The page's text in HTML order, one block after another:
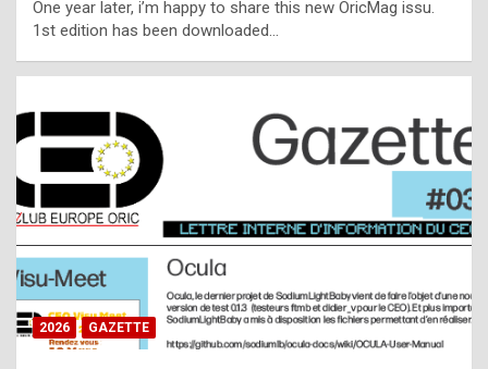
l
t
t
s
t
a
s
i
One year later, i’m happy to share this new OricMag issu.
1st edition has been downloaded…
2026 GAZETTE